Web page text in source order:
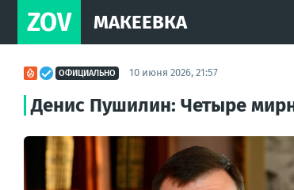
ZOV МАКЕЕВКА
ОФИЦИАЛЬНО 10 июня 2026, 21:57
Денис Пушилин: Четыре